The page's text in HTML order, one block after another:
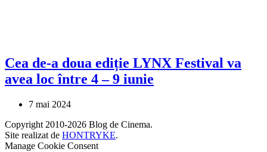
Cea de-a doua ediție LYNX Festival va
avea loc între 4 – 9 iunie
7 mai 2024
Copyright 2010-2026 Blog de Cinema.
Site realizat de HONTRYKE.
Manage Cookie Consent